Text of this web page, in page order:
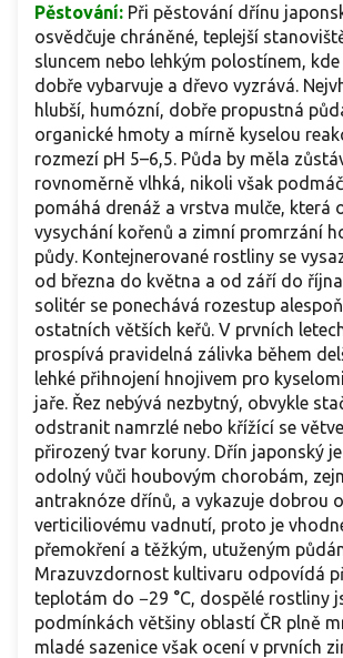
Pěstování: Při pěstování dřínu
osvědčuje chráněné, teplejší
sluncem nebo lehkým polostínem,
dobře vybarvuje a dřevo vyzrává.
hlubší, humózní, dobře propustná
organické hmoty a mírně kyselou
rozmezí pH 5–6,5. Půda by měla
rovnoměrně vlhká, nikoli však
pomáhá drenáž a vrstva mulče, která
vysychání kořenů a zimní promrzání
půdy. Kontejnerované rostliny se
od března do května a od září do
solitér se ponechává rozestup
ostatních větších keřů. V prvních
prospívá pravidelná zálivka během
lehké přihnojení hnojivem pro
jaře. Řez nebývá nezbytný, obvykle
odstranit namrzlé nebo křížící se
přirozený tvar koruny. Dřín japonský
odolný vůči houbovým chorobám,
antraknóze dřínů, a vykazuje dobrou
verticiliovému vadnutí, proto je
přemokření a těžkým, utuženým
Mrazuvzdornost kultivaru odpovídá
teplotám do −29 °C, dospělé rostliny
podmínkách většiny oblastí ČR plně
mladé sazenice však ocení v prvních